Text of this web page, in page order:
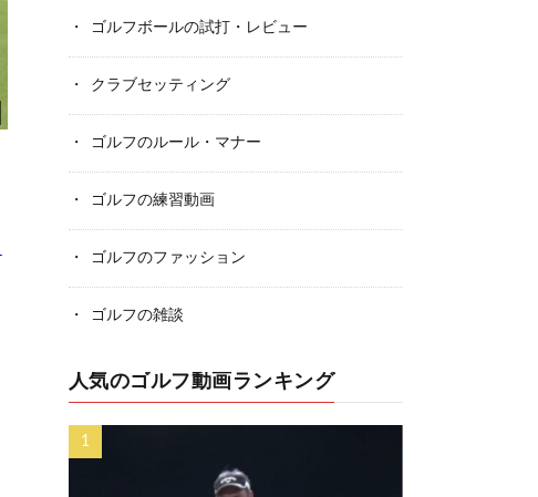
ゴルフボールの試打・レビュー
クラブセッティング
ゴルフのルール・マナー
ゴルフの練習動画
ゴルフのファッション
ゴルフの雑談
人気のゴルフ動画ランキング